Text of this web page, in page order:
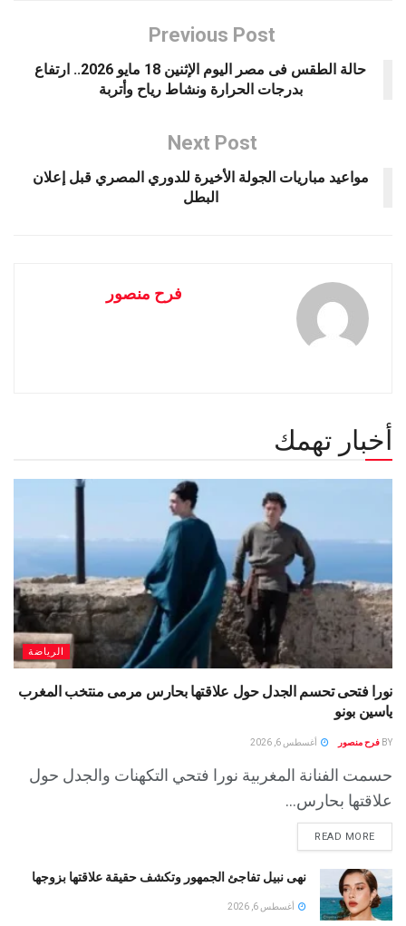
Previous Post
حالة الطقس فى مصر اليوم الإثنين 18 مايو 2026.. ارتفاع
بدرجات الحرارة ونشاط رياح وأتربة
Next Post
مواعيد مباريات الجولة الأخيرة للدوري المصري قبل إعلان
البطل
فرح منصور
أخبار تهمك
الرياضة
نورا فتحى تحسم الجدل حول علاقتها بحارس مرمى منتخب المغرب
ياسين بونو ‏
BY فرح منصور أغسطس 6, 2026
حسمت الفنانة المغربية نورا فتحي التكهنات والجدل حول
علاقتها بحارس...
READ MORE
نهى نبيل تفاجئ الجمهور وتكشف حقيقة علاقتها بزوجها
أغسطس 6, 2026